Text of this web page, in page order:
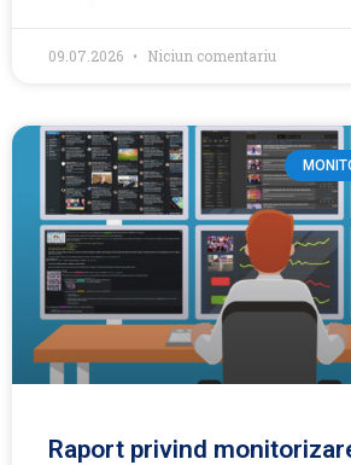
09.07.2026 Niciun comentariu
Raport privind